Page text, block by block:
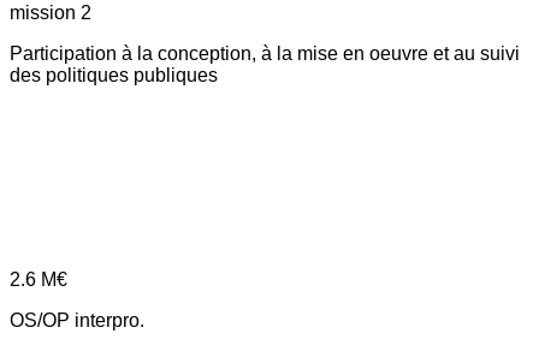
mission 2
Participation à la conception, à la mise en oeuvre et au suivi
des politiques publiques
2.6 M€
OS/OP interpro.